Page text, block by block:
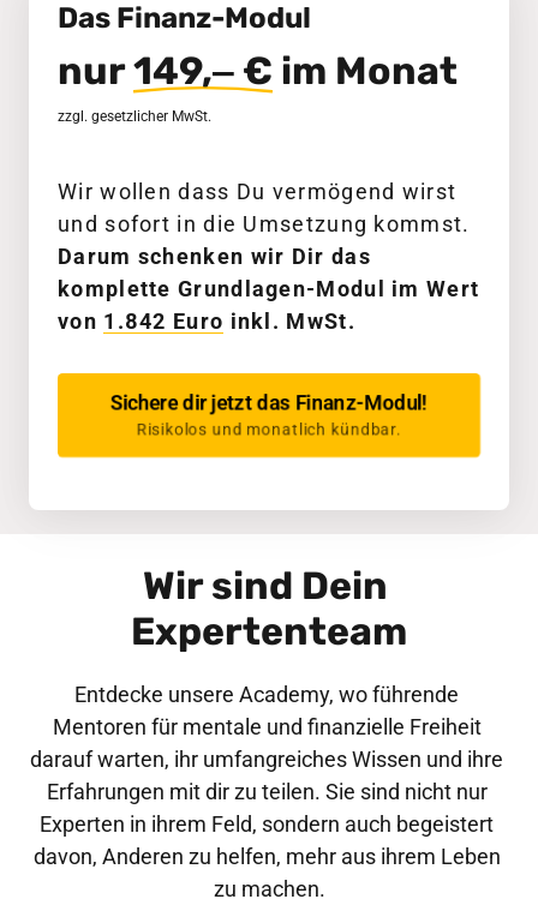
Das Finanz-Modul
nur 149,‒ € im Monat
zzgl. gesetzlicher MwSt.
Wir wollen dass Du vermögend wirst
Darum schenken wir Dir das
komplette Grundlagen-Modul im Wert
von 1.842 Euro inkl. MwSt.
Sichere dir jetzt das Finanz-Modul!
Risikolos und monatlich kündbar.
Wir sind Dein
Expertenteam
Entdecke unsere Academy, wo führende
Mentoren für mentale und finanzielle Freiheit
darauf warten, ihr umfangreiches Wissen und ihre
Erfahrungen mit dir zu teilen. Sie sind nicht nur
Experten in ihrem Feld, sondern auch begeistert
davon, Anderen zu helfen, mehr aus ihrem Leben
zu machen.